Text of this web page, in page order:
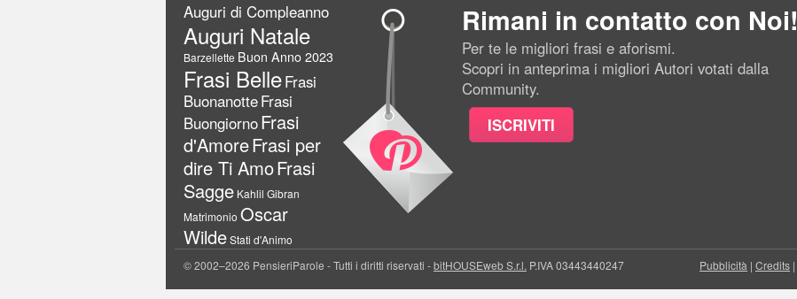
Auguri di Compleanno
Auguri Natale
Barzellette Buon Anno 2023
Frasi BelleFrasi
BuonanotteFrasi
BuongiornoFrasi
d'AmoreFrasi per
dire Ti AmoFrasi
Sagge Kahlil Gibran
Matrimonio Oscar
WildeStati d'Animo
Rimani in contatto con Noi!
Per te le migliori frasi e aforismi.
Scopri in anteprima i migliori Autori votati dalla
Community.
ISCRIVITI
© 2002–2026 PensieriParole - Tutti i diritti riservati -bitHOUSEweb S.r.l. P.IVA 03443440247 Pubblicità | Credits |